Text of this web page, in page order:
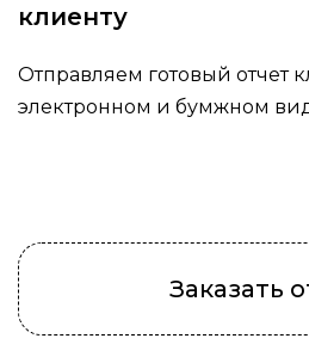
клиенту
Отправляем готовый отчет
электронном и бумжном
Заказать